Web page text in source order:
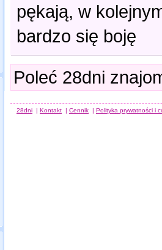
pękają, w
bardzo się boję
Poleć 28dni
28dni | Kontakt | Cennik | Polityka prywatności i